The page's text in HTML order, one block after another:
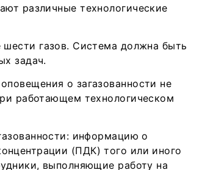
различные технологические
газов. Система должна быть
задач.
о загазованности не
работающем технологическом
информацию о
(ПДК) того или иного
выполняющие работу на